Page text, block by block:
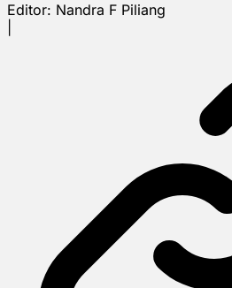
Editor: Nandra F Piliang